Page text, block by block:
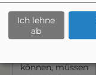
Um diesem
Dienst
können, müssen
Ich lehne
ab